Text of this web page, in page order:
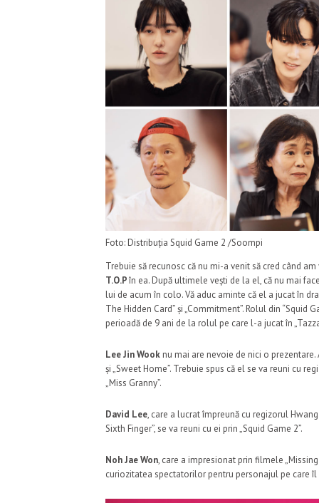
Foto: Distribuția Squid Game 2 /Soompi
Trebuie să recunosc că nu mi-a venit să cred când
T.O.Pîn ea. După ultimele vești de la el, că nu mai
lui de acum în colo. Vă aduc aminte că el a jucat în
The Hidden Card” și „Commitment”. Rolul din
perioadă de 9 ani de la rolul pe care l-a jucat în
Lee Jin Wook nu mai are nevoie de nici o
și „Sweet Home”. Trebuie spus că el se va reuni cu
„Miss Granny”.
David Lee, care a lucrat împreună cu regizorul
Sixth Finger”, se va reuni cu ei prin „Squid Game 2”.
Noh Jae Won, care a impresionat prin filmele
curiozitatea spectatorilor pentru personajul pe care îl